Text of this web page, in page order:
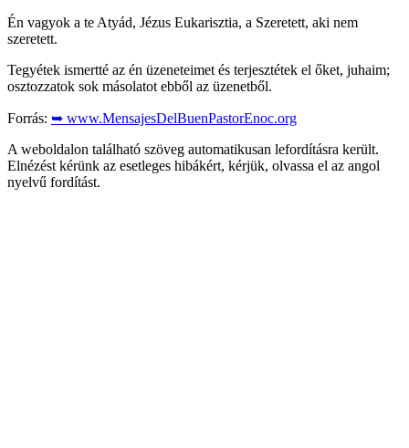
Én vagyok a te Atyád, Jézus Eukarisztia, a Szeretett, aki nem
szeretett.
Tegyétek ismertté az én üzeneteimet és terjesztétek el őket, juhaim;
osztozzatok sok másolatot ebből az üzenetből.
Forrás: ➥ www.MensajesDelBuenPastorEnoc.org
A weboldalon található szöveg automatikusan lefordításra került.
Elnézést kérünk az esetleges hibákért, kérjük, olvassa el az angol
nyelvű fordítást.